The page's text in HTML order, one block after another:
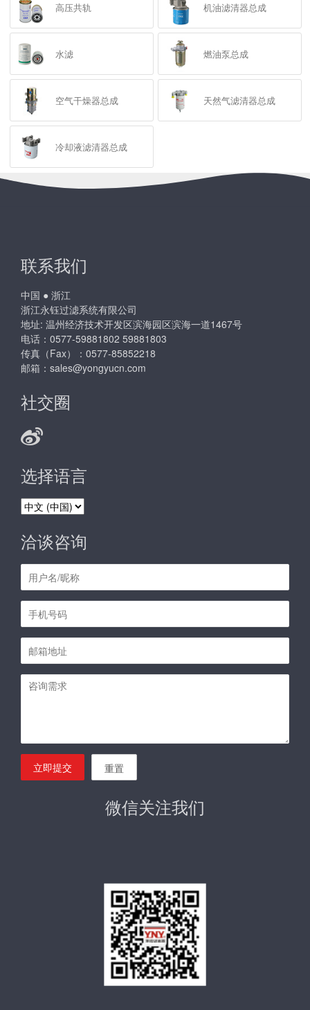
高压共轨 机油滤清器总成
水滤 燃油泵总成
空气干燥器总成 天然气滤清器总成
冷却液滤清器总成
联系我们
中国 ● 浙江
浙江永钰过滤系统有限公司
地址: 温州经济技术开发区滨海园区滨海一道1467号
电话：0577-59881802 59881803
传真（Fax）：0577-85852218
邮箱： sales@yongyucn.com
社交圈
选择语言
选
语
言
洽谈咨询
立即提交 重置
微信关注我们